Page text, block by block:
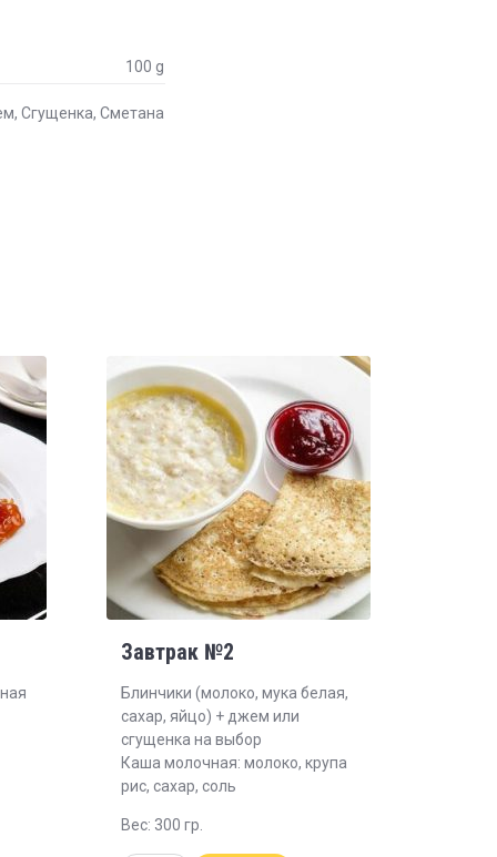
100 g
Сгущенка, Сметана
Завтрак №2
Блинчики (молоко, мука белая,
сахар, яйцо) + джем или
сгущенка на выбор
Каша молочная: молоко, крупа
рис, сахар, соль
Вес: 300 гр.